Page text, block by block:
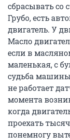
сбрасывать со
Грубо, есть
двигатель. У
Масло
если в
маленькая, с
судьба машины
не работает
момента
когда
проехать
понемногу